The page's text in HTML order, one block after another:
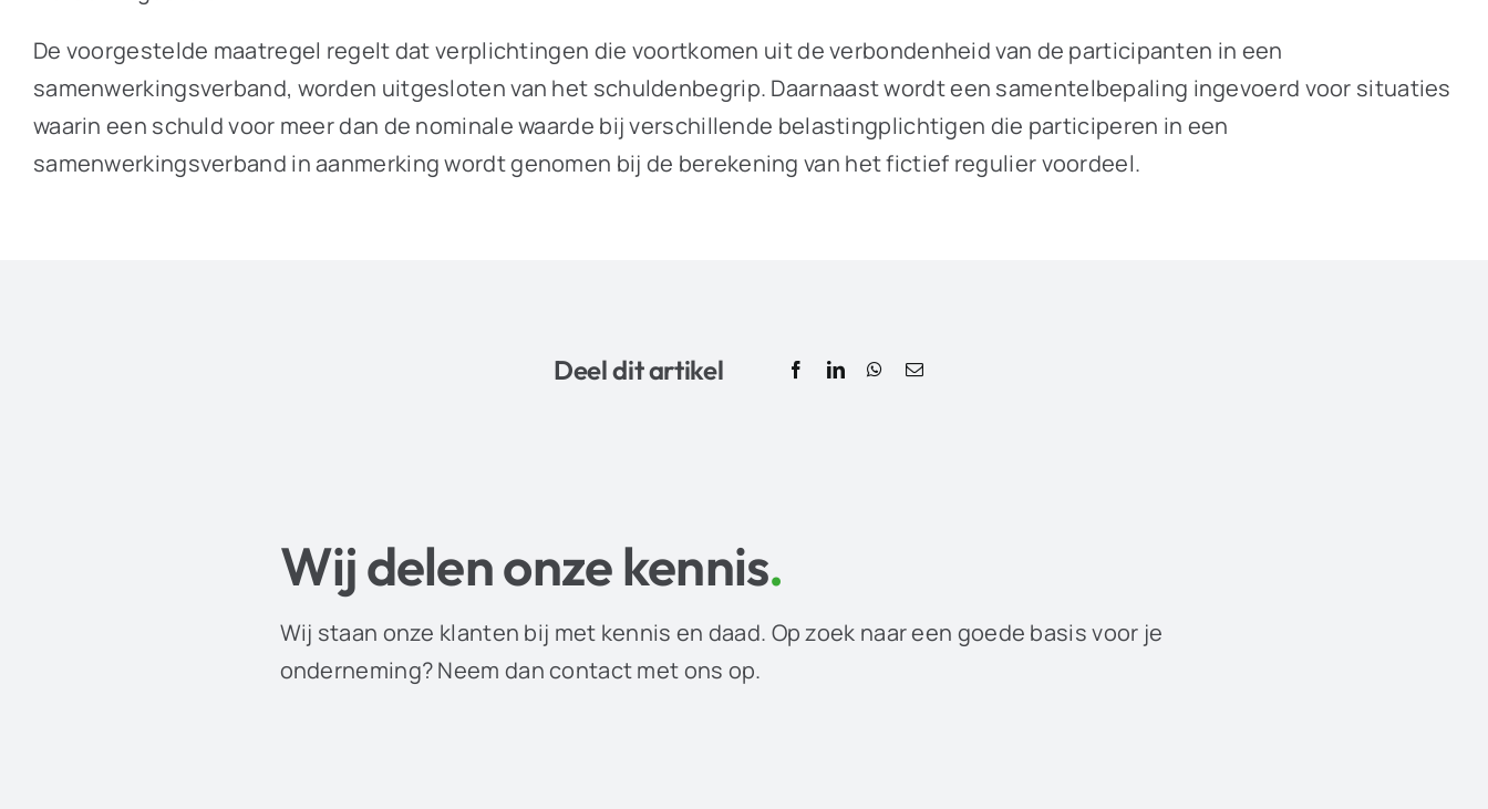
De voorgestelde maatregel regelt dat verplichtingen die voortkomen uit de verbondenheid van de participanten in een
samenwerkingsverband, worden uitgesloten van het schuldenbegrip. Daarnaast wordt een samentelbepaling ingevoerd voor situaties
waarin een schuld voor meer dan de nominale waarde bij verschillende belastingplichtigen die participeren in een
samenwerkingsverband in aanmerking wordt genomen bij de berekening van het fictief regulier voordeel.
Deel dit artikel
Wij delen onze kennis.
Wij staan onze klanten bij met kennis en daad. Op zoek naar een goede basis voor je
onderneming? Neem dan contact met ons op.